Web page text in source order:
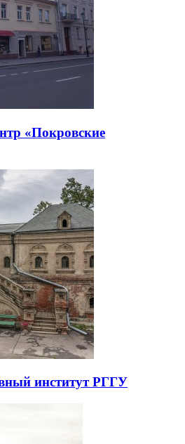
«Покровские
институт РГГУ